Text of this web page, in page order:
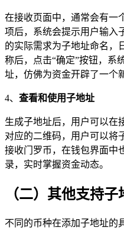
在接收页面中，通常会有一
项后，系统会提示用户输入
的实际需求为子地址命名，
称后，点击“确定”按钮，系
址，仿佛为资金开辟了一个
4、 查看和使用子地址
生成子地址后，用户可以在
对应的二维码，用户可以将
接收门罗币，在钱包界面中
录，实时掌握资金动态。
（二）其他支持
不同的币种在添加子地址的